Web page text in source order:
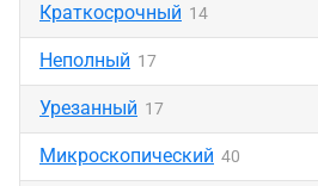
Краткосрочный 14
Неполный 17
Урезанный 17
Микроскопический 40